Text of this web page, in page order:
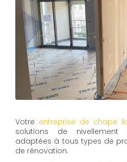
Votre entreprise de chape
solutions de nivellement
adaptées à tous types de
de rénovation.